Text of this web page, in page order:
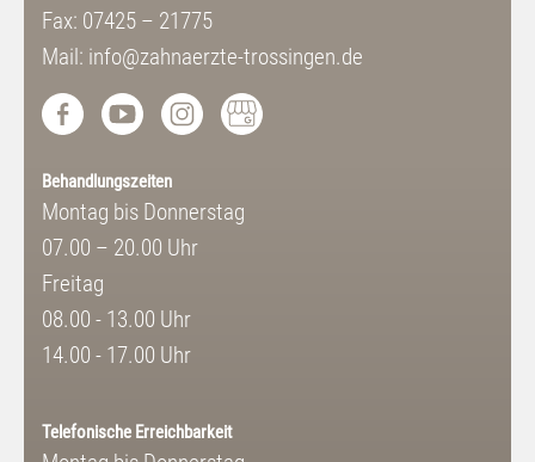
Fax: 07425 – 21775
Mail: info@zahnaerzte-trossingen.de
Behandlungszeiten
Montag bis Donnerstag
07.00 – 20.00 Uhr
Freitag
08.00 - 13.00 Uhr
14.00 - 17.00 Uhr
Telefonische Erreichbarkeit